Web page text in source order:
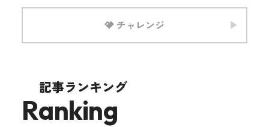
チャレンジ
記事ランキング
Ranking